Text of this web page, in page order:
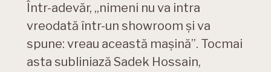
Într-adevăr, „nimeni nu va intra
vreodată într-un showroom și va
spune: vreau această mașină”. Tocmai
asta subliniază Sadek Hossain,